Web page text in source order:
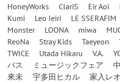
HoneyWorks
ClariS Eir Aoi
Kumi
Leo Ieiri LE SSERAFIM
Monster
LOONA miwa
ReoNa
Stray Kids Taeyeon
TWICE
Utada Hikaru V.A.
バス
ミュージックフェア
來未
宇多田ヒカル 家入レオ